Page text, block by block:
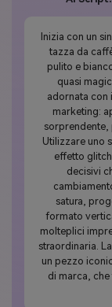
Inizia con un
tazza da
pulito e
quasi
adornata con
marketing:
sorprendente,
Utilizzare uno
effetto
decisivi
satura,
formato
molteplici
straordinaria.
un pezzo
di marca,